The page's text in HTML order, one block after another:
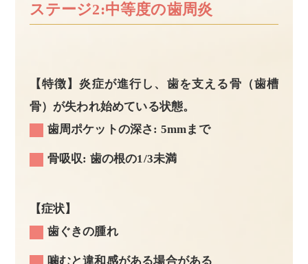
ステージ2:中等度の歯周炎
【特徴】炎症が進行し、歯を支える骨（歯槽
骨）が失われ始めている状態。
歯周ポケットの深さ: 5mmまで
骨吸収: 歯の根の1/3未満
【症状】
歯ぐきの腫れ
噛むと違和感がある場合がある